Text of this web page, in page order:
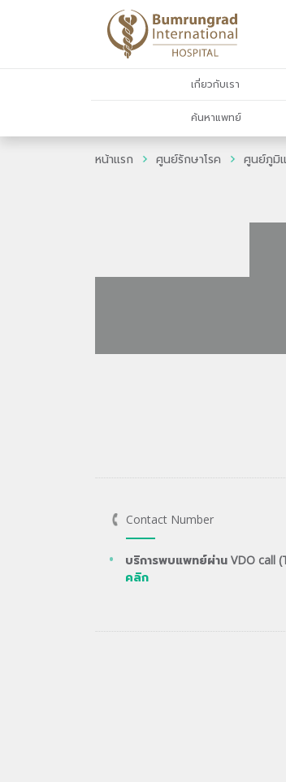
เกี่ยวกับเรา
ค้นหาแพทย์
หน้าแรก ศูนย์รักษาโรค ศูนย์ภูมิ
Contact Number
บริการพบแพทย์ผ่าน VDO call
คลิก